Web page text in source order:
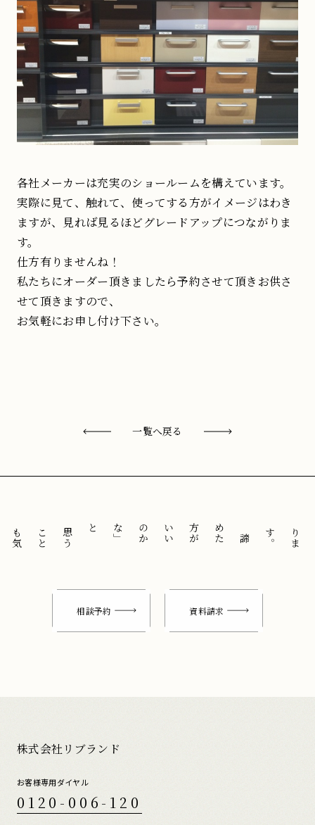
各社メーカーは充実のショールームを構えています。
実際に見て、触れて、使ってする方がイメージはわき
ますが、見れば見るほどグレードアップにつながりま
す。
仕方有りませんね！
私たちにオーダー頂きましたら予約させて頂きお供さ
せて頂きますので、
お気軽にお申し付け下さい。
一覧へ戻る
。
「
諦
め
た
方
が
い
い
の
か
な
」
と
思
う
こ
と
も
気
に
せ
ずに
相談予約 資料請求
株式会社リブランド
お客様専用ダイヤル
0120-006-120